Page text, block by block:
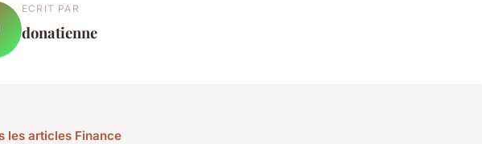
ECRIT PAR
donatienne
les articles Finance